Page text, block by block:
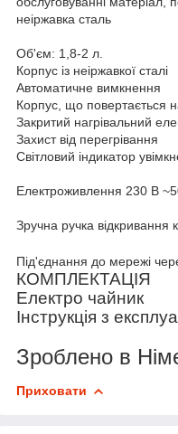
неіржавка сталь
Об'єм: 1,8-2 л.
Корпус із неіржавкої сталі
Автоматичне вимкнення
Корпус, що повертається
Закритий нагрівальний
Захист від перегрівання
Світловий індикатор
Електроживлення 230 В
Зручна ручка відкривання
Під'єднання до мережі
КОМПЛЕКТАЦІЯ
Електро чайник
Інструкція з
Зроблено в
Приховати